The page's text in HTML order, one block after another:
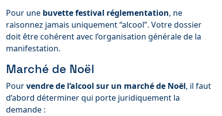
Pour une buvette festival réglementation, ne
raisonnez jamais uniquement “alcool”. Votre dossier
doit être cohérent avec l’organisation générale de la
manifestation.
Marché de Noël
Pourvendre de l’alcool sur un marché de Noël, il faut
d’abord déterminer qui porte juridiquement la
demande :